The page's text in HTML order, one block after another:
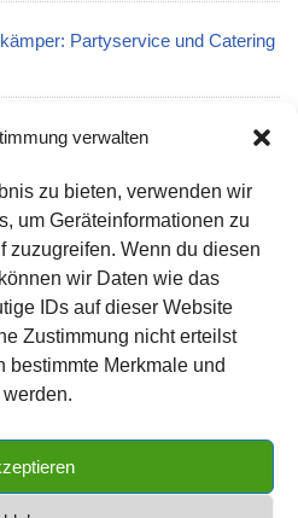
verwalten
zu bieten, verwenden wir
um Geräteinformationen zu
zuzugreifen. Wenn du diesen
wir Daten wie das
IDs auf dieser Website
Zustimmung nicht erteilst
bestimmte Merkmale und
Partyservice und Catering
Partyservice und Catering in
Partyservice und